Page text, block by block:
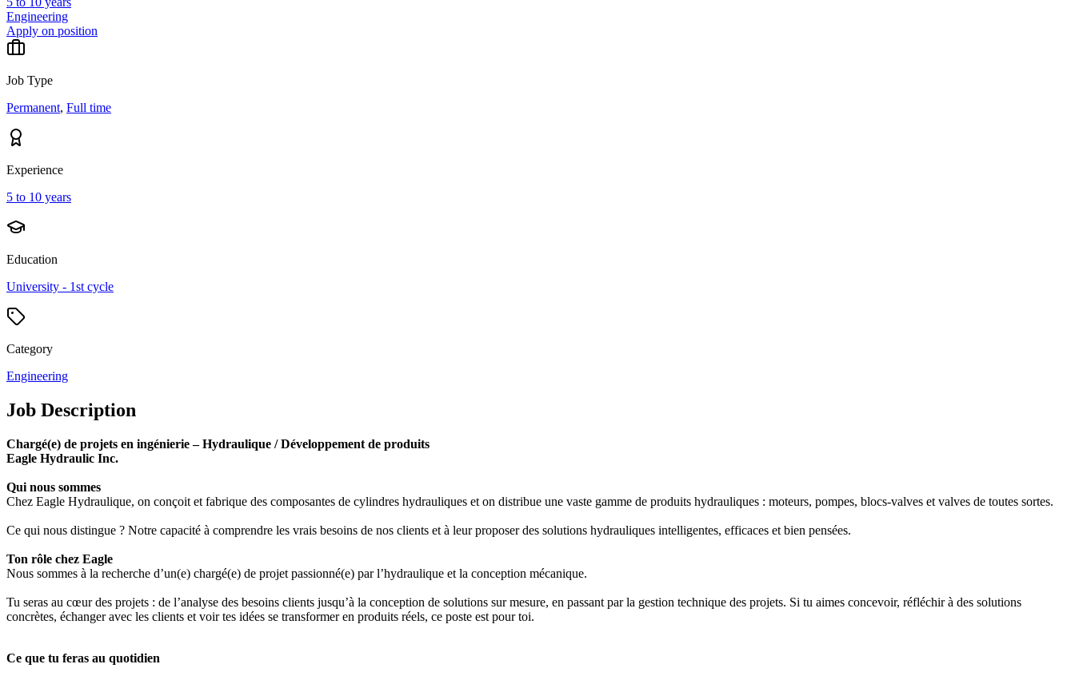
Engineering
Apply on position
Job Type
Permanent, Full time
Experience
5 to 10 years
Education
University - 1st cycle
Category
Engineering
Job Description
Chargé(e) de projets en ingénierie – Hydraulique / Développement de produits
Eagle Hydraulic Inc.
Qui nous sommes
Chez Eagle Hydraulique, on conçoit et fabrique des composantes de cylindres hydrauliques et on distribue une vaste gamme de produits hydrauliques : moteurs, pompes, blocs-valves et valves de toutes sortes.
Ce qui nous distingue ? Notre capacité à comprendre les vrais besoins de nos clients et à leur proposer des solutions hydrauliques intelligentes, efficaces et bien pensées.
Ton rôle chez Eagle
Nous sommes à la recherche d’un(e) chargé(e) de projet passionné(e) par l’hydraulique et la conception mécanique.
Tu seras au cœur des projets : de l’analyse des besoins clients jusqu’à la conception de solutions sur mesure, en passant par la gestion technique des projets. Si tu aimes concevoir, réfléchir à des solutions
concrètes, échanger avec les clients et voir tes idées se transformer en produits réels, ce poste est pour toi.
Ce que tu feras au quotidien